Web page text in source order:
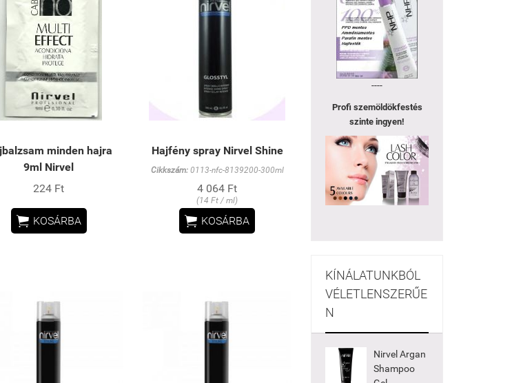
minden hajra
9ml Nirvel
224 Ft
 KOSÁRBA
Hajfény spray Nirvel Shine
Cikkszám:0113-nfc-8139200-300ml
4 064 Ft
(14 Ft / ml)
 KOSÁRBA
----
Profi szemöldökfestés
szinte ingyen!
KÍNÁLATUNKBÓL
VÉLETLENSZERŰE
N
Nirvel Argan
Shampoo